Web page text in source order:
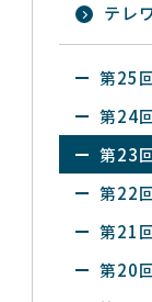
テレ
第25
第24
第23
第22
第21
第20